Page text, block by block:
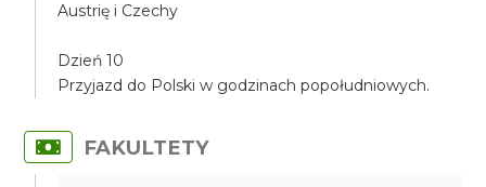
Austrię i Czechy
Dzień 10
Przyjazd do Polski w godzinach popołudniowych.
FAKULTETY